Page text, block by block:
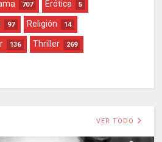
707 Erótica 5
97 Religión 14
136 Thriller 269
VER TODO